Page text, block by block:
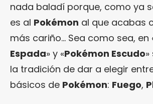
nada baladí porque, como ya
es al Pokémon al que acabas
más cariño… Sea como sea, en
Espada» y «Pokémon Escudo
la tradición de dar a elegir
básicos de Pokémon: Fuego,